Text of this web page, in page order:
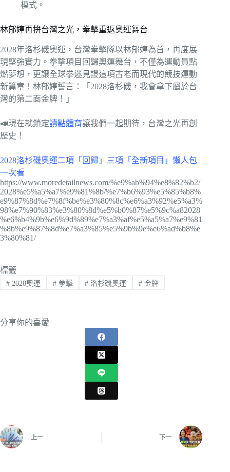
模式。
林郁婷再拚台灣之光，拳擊重返奧運舞台
2028年洛杉磯奧運，台灣拳擊隊以林郁婷為首，再度展
現堅強實力。拳擊項目回歸奧運舞台，不僅為運動員點
燃夢想，更讓全球拳迷見證這項古老而現代的競技運動
新篇章！林郁婷誓言：「2028洛杉磯，我會拿下屬於台
灣的第二面金牌！」
📣現在就鎖定讀點體育讓我們一起期待，台灣之光再創
歷史！
2028洛杉磯奧運二項「回歸」三項「全新項目」懶人包
一次看
https://www.moredetailnews.com/%e9%ab%94%e8%82%b2/
2028%e5%a5%a7%e9%81%8b/%e7%b6%93%e5%85%b8%
e9%87%8d%e7%8f%be%e3%80%8c%e6%a3%92%e5%a3%
98%e7%90%83%e3%80%8d%e5%b0%87%e5%9c%a82028
%e6%b4%9b%e6%9d%89%e7%a3%af%e5%a5%a7%e9%81
%8b%e9%87%8d%e7%a3%85%e5%9b%9e%e6%ad%b8%e
3%80%81/
標籤
#2028奧運 #拳擊 # 洛杉磯奧運 # 金牌
分享你的喜愛
上一 下一